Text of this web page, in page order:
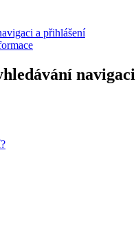
a přihlášení
navigaci